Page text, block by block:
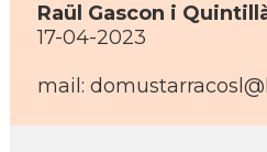
Raül Gascon i
17-04-2023
mail: